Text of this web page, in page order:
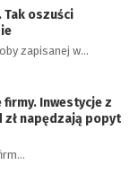
Tak oszuści
zapisanej w…
Inwestycje z
zł napędzają popyt